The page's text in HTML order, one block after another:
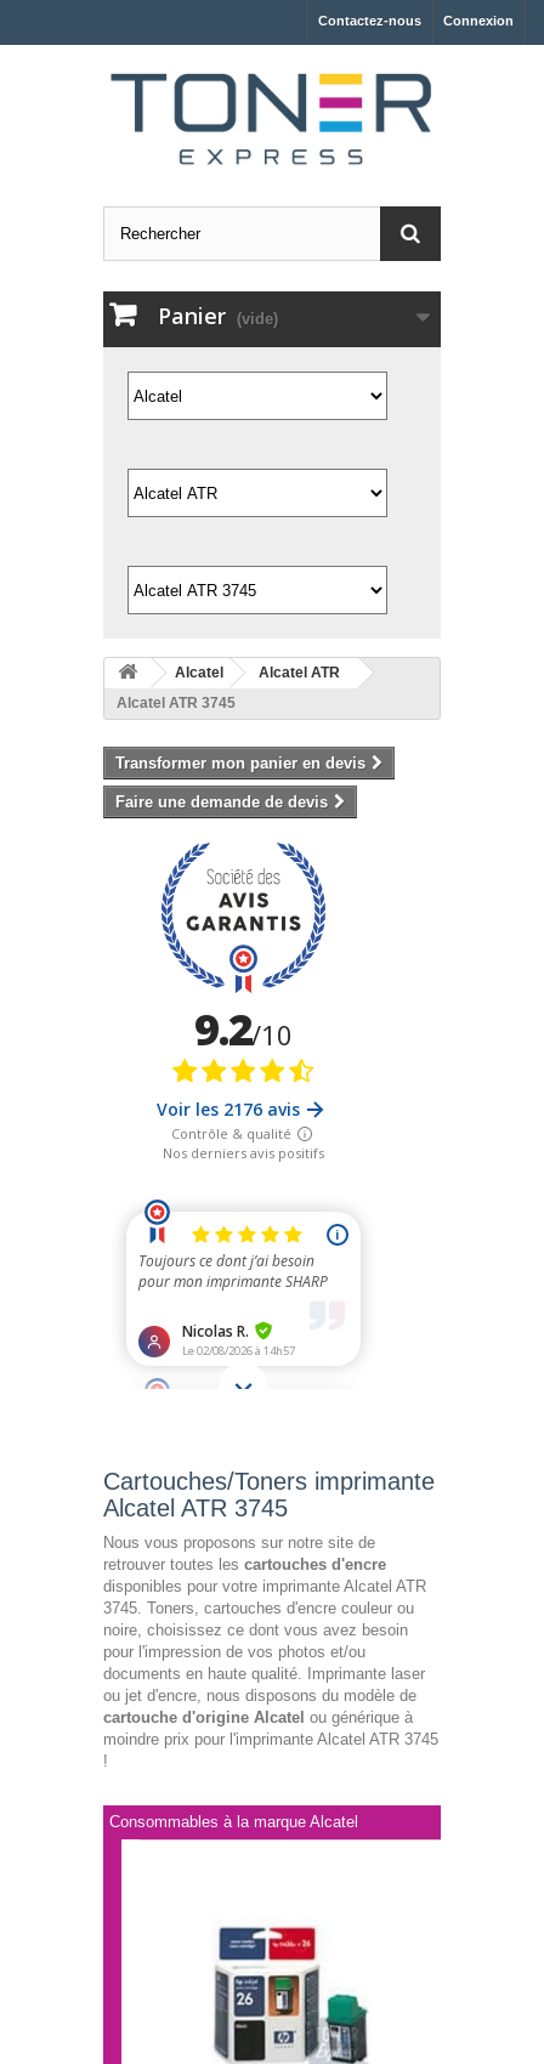
Connexion
Contactez-nous
Panier (vide)
Alcatel
Alcatel ATR
Alcatel ATR 3745
Transformer mon panier en devis
Faire une demande de devis
Cartouches/Toners imprimante
Alcatel ATR 3745
Nous vous proposons sur notre site de
retrouver toutes les cartouches d'encre
disponibles pour votre imprimante Alcatel ATR
3745. Toners, cartouches d'encre couleur ou
noire, choisissez ce dont vous avez besoin
pour l'impression de vos photos et/ou
documents en haute qualité. Imprimante laser
ou jet d'encre, nous disposons du modèle de
cartouche d'origine Alcatel ou générique à
moindre prix pour l'imprimante Alcatel ATR 3745
!
Consommables à la marque Alcatel